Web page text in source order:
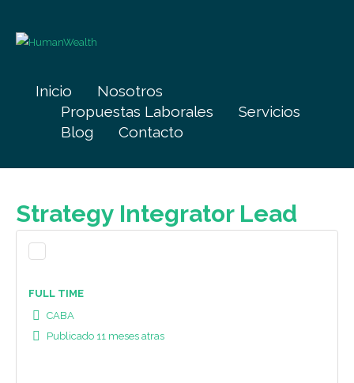
Inicio
Nosotros
Propuestas Laborales
Servicios
Blog
Contacto
Strategy Integrator Lead
FULL TIME
CABA
Publicado 11 meses atras